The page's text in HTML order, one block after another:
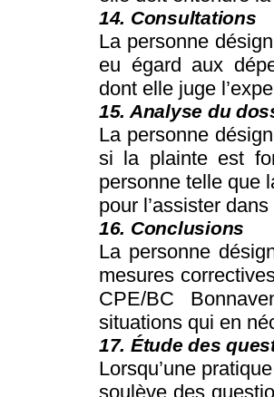
14. Consultations
La personne
eu égard aux
dont elle juge
15. Analyse du
La personne
si la plainte est
personne telle que
pour l’assister
16. Conclusions
La personne
mesures
CPE/BC
situations qui en
17. Étude des
Lorsqu’une
soulève des